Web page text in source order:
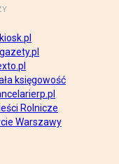
księgowość
Rolnicze
Warszawy